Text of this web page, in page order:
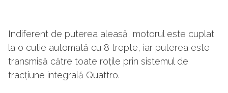
Indiferent de puterea aleasă, motorul este cuplat
la o cutie automată cu 8 trepte, iar puterea este
transmisă către toate roțile prin sistemul de
tracțiune integrală Quattro.